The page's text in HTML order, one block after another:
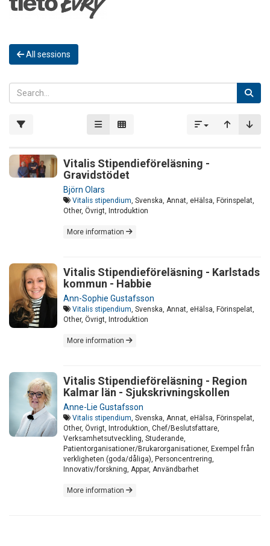
All sessions
Vitalis Stipendieföreläsning -
Gravidstödet
Björn Olars
Vitalis stipendium, Svenska, Annat, eHälsa, Förinspelat,
Other, Övrigt, Introduktion
More information
Vitalis Stipendieföreläsning - Karlstads
kommun - Habbie
Ann-Sophie Gustafsson
Vitalis stipendium, Svenska, Annat, eHälsa, Förinspelat,
Other, Övrigt, Introduktion
More information
Vitalis Stipendieföreläsning - Region
Kalmar län - Sjukskrivningskollen
Anne-Lie Gustafsson
Vitalis stipendium, Svenska, Annat, eHälsa, Förinspelat,
Other, Övrigt, Introduktion, Chef/Beslutsfattare,
Verksamhetsutveckling, Studerande,
Patientorganisationer/Brukarorganisationer, Exempel från
verkligheten (goda/dåliga), Personcentrering,
Innovativ/forskning, Appar, Användbarhet
More information